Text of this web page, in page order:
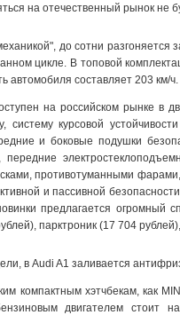
на отечественный рынок не
до сотни разгоняется
цикле. В топовой
автомобиля составляет 203 км/ч.
на российском рынке в
систему курсовой
и боковые подушки
противотуманными
и пассивной
предлагается огромный
парктроник (17 704
в Audi A1 заливается
компактным хэтчбекам, как
двигателем стоит